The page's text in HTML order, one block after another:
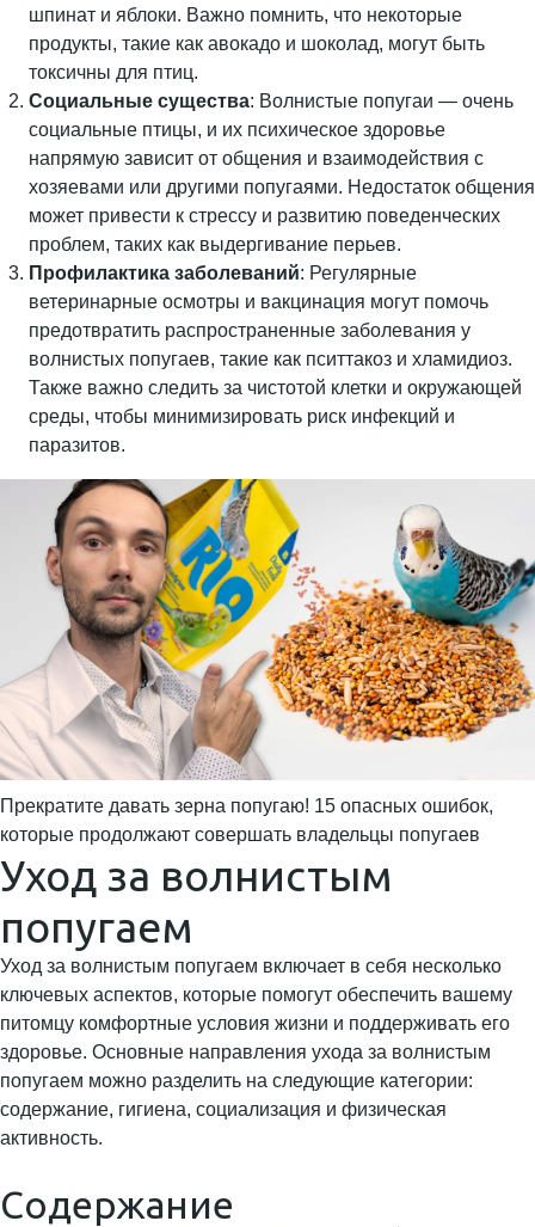
шпинат и яблоки. Важно помнить, что некоторые
продукты, такие как авокадо и шоколад, могут быть
токсичны для птиц.
Социальные существа: Волнистые попугаи — очень
социальные птицы, и их психическое здоровье
напрямую зависит от общения и взаимодействия с
хозяевами или другими попугаями. Недостаток общения
может привести к стрессу и развитию поведенческих
проблем, таких как выдергивание перьев.
Профилактика заболеваний: Регулярные
ветеринарные осмотры и вакцинация могут помочь
предотвратить распространенные заболевания у
волнистых попугаев, такие как пситтакоз и хламидиоз.
Также важно следить за чистотой клетки и окружающей
среды, чтобы минимизировать риск инфекций и
паразитов.
Прекратите давать зерна попугаю! 15 опасных ошибок,
которые продолжают совершать владельцы попугаев
Уход за волнистым
попугаем
Уход за волнистым попугаем включает в себя несколько
ключевых аспектов, которые помогут обеспечить вашему
питомцу комфортные условия жизни и поддерживать его
здоровье. Основные направления ухода за волнистым
попугаем можно разделить на следующие категории:
содержание, гигиена, социализация и физическая
активность.
Содержание